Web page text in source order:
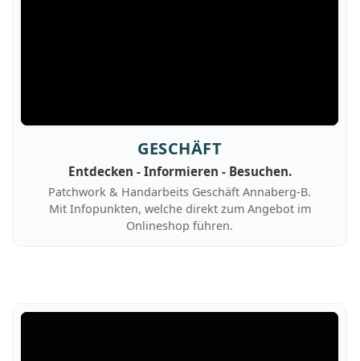
GESCHÄFT
Entdecken - Informieren - Besuchen.
Patchwork & Handarbeits Geschäft Annaberg-B.
Mit Infopunkten, welche direkt zum Angebot im
Onlineshop führen.